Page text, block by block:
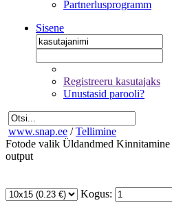
Partnerlusprogramm
Sisene
Registreeru kasutajaks
Unustasid parooli?
www.snap.ee / Tellimine
Fotode valik Üldandmed Kinnitamine
output
Kogus: